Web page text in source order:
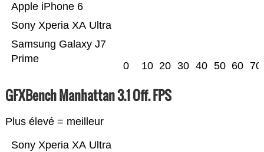
Samsung Galaxy J7
Prime
Sony Xperia XA Ultra
Apple iPhone 6
0 10 20 30 40 50 60 70
GFXBench Manhattan 3.1 Off. FPS
Plus élevé = meilleur
Sony Xperia XA Ultra